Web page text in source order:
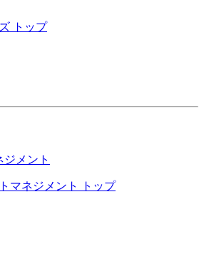
トップ
メント
マネジメント トップ